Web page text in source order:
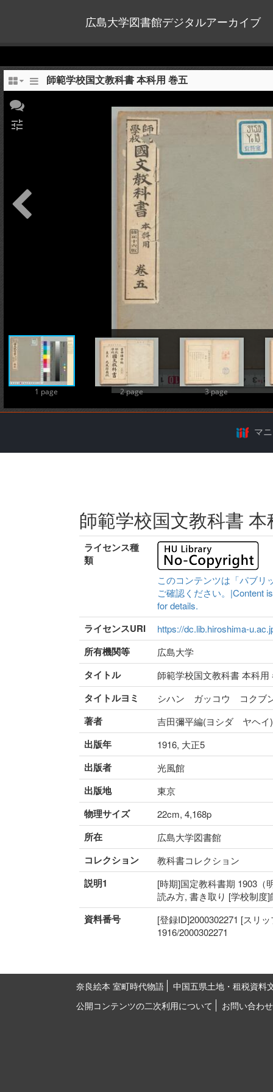
広島大学図書館デジタルアーカイブ
師範学校国文教科書 本科用 巻五
1 page 2 page 3 page
tune
マ
師範学校国文教科書
ライセンス種
類
このコンテンツは「パブリ
ご確認ください。|Content
for details.
ライセンスURI https://dc.lib.hiroshima-
所有機関等 広島大学
タイトル 師範学校国文教科書 本科用
タイトルヨミ シハン ガッコウ コク
著者 吉田彌平編(ヨシダ ヤヘイ)
出版年 1916, 大正5
出版者 光風館
出版地 東京
物理サイズ 22cm, 4,168p
所在 広島大学図書館
コレクション 教科書コレクション
説明1
[時期]国定教科書期 1903（
読み方, 書き取り [学校制度]
資料番号
[登録ID]2000302271 [スリ
1916/2000302271
奈良絵本 室町時代物語
中国五県土地・租税資料
公開コンテンツの二次利用について
お問い合わせ